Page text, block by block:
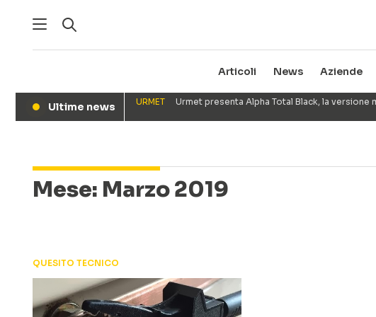
Articoli News Aziende
● Ultime news URMET Urmet presenta Alpha Total Black, la
Mese: Marzo 2019
QUESITO TECNICO